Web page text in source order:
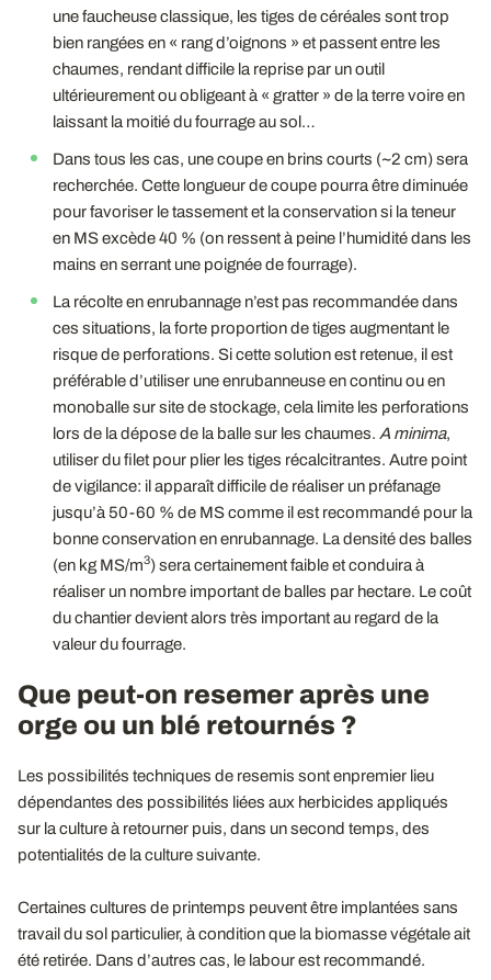
une faucheuse classique, les tiges de céréales sont trop
bien rangées en « rang d’oignons » et passent entre les
chaumes, rendant difficile la reprise par un outil
ultérieurement ou obligeant à « gratter » de la terre voire en
laissant la moitié du fourrage au sol…
Dans tous les cas, une coupe en brins courts (~2 cm) sera
recherchée. Cette longueur de coupe pourra être diminuée
pour favoriser le tassement et la conservation si la teneur
en MS excède 40 % (on ressent à peine l’humidité dans les
mains en serrant une poignée de fourrage).
La récolte en enrubannage n’est pas recommandée dans
ces situations, la forte proportion de tiges augmentant le
risque de perforations. Si cette solution est retenue, il est
préférable d’utiliser une enrubanneuse en continu ou en
monoballe sur site de stockage, cela limite les perforations
lors de la dépose de la balle sur les chaumes. A minima,
utiliser du filet pour plier les tiges récalcitrantes. Autre point
de vigilance: il apparaît difficile de réaliser un préfanage
jusqu’à 50-60 % de MS comme il est recommandé pour la
bonne conservation en enrubannage. La densité des balles
(en kg MS/m3) sera certainement faible et conduira à
réaliser un nombre important de balles par hectare. Le coût
du chantier devient alors très important au regard de la
valeur du fourrage.
Que peut-on resemer après une
orge ou un blé retournés ?
Les possibilités techniques de resemis sont enpremier lieu
dépendantes des possibilités liées aux herbicides appliqués
sur la culture à retourner puis, dans un second temps, des
potentialités de la culture suivante.
Certaines cultures de printemps peuvent être implantées sans
travail du sol particulier, à condition que la biomasse végétale ait
été retirée. Dans d’autres cas, le labour est recommandé.